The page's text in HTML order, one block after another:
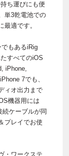
ち運びにも便
単3乾電池での
適です。
もあるiRig
すべてのiOS
iPhone,
7でも、
ィオ出力まで
機器用には
ケーブルが同
プレイでお使
・ワークステ